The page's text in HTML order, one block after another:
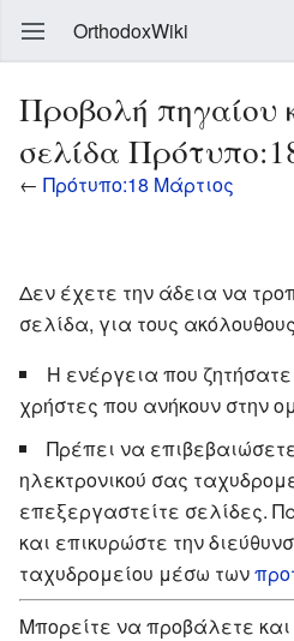
OrthodoxWiki
Προβολή πηγαίου
σελίδα
← Πρότυπο:18 Μάρτιος
Δεν έχετε την άδεια να
σελίδα, για τους
Η ενέργεια που ζητήσατε
χρήστες που ανήκουν στην
Πρέπει να
ηλεκτρονικού σας
επεξεργαστείτε σελίδες.
και επικυρώστε την
ταχυδρομείου μέσω των
Μπορείτε να προβάλετε